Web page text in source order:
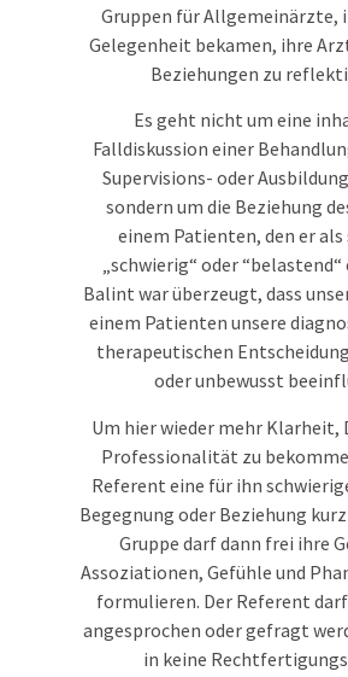
Gruppen für Allgemeinärzte,
Gelegenheit bekamen, ihre
Beziehungen zu
Es geht nicht um eine
Falldiskussion einer
Supervisions- oder
sondern um die Beziehung
einem Patienten, den er
„schwierig“ oder
Balint war überzeugt, dass
einem Patienten unsere
therapeutischen
oder unbewusst
Um hier wieder mehr Klarheit,
Professionalität zu
Referent eine für ihn
Begegnung oder Beziehung
Gruppe darf dann frei ihre
Assoziationen, Gefühle und
formulieren. Der Referent
angesprochen oder gefragt
in keine